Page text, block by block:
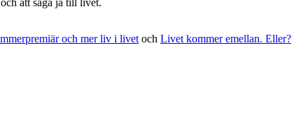
att säga ja till livet.
och mer liv i livet och Livet kommer emellan. Eller?